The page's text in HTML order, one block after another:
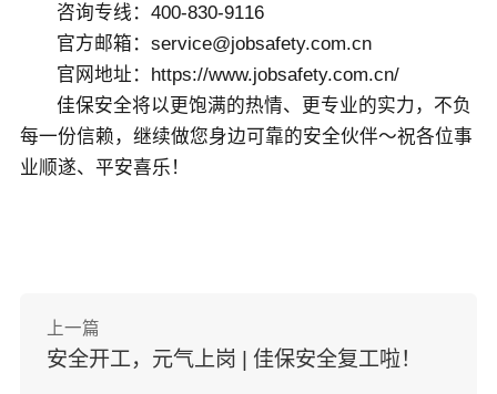
咨询专线：400-830-9116
官方邮箱：service@jobsafety.com.cn
官网地址：https://www.jobsafety.com.cn/
佳保安全将以更饱满的热情、更专业的实力，不负
每一份信赖，继续做您身边可靠的安全伙伴～祝各位事
业顺遂、平安喜乐！
上一篇
安全开工，元气上岗 | 佳保安全复工啦！